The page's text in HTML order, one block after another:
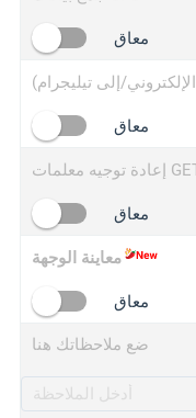
iplogger.cn
معاق
إلى تيليجرام)
معاق
معاق
معاينة الوجهة
معاق
ضع ملاحظاتك هنا